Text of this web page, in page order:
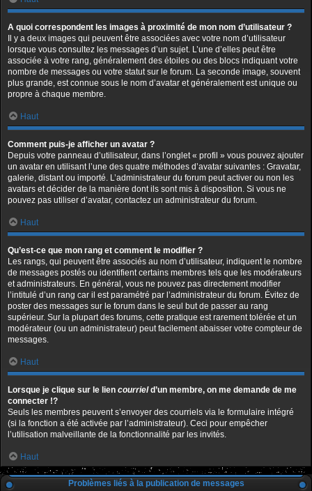
A quoi correspondent les images à proximité de mon nom d’utilisateur ?
Il y a deux images qui peuvent être associées avec votre nom d’utilisateur
lorsque vous consultez les messages d’un sujet. L’une d’elles peut être
associée à votre rang, généralement des étoiles ou des blocs indiquant votre
nombre de messages ou votre statut sur le forum. La seconde image, souvent
plus grande, est connue sous le nom d’avatar et généralement est unique ou
propre à chaque membre.
Haut
Comment puis-je afficher un avatar ?
Depuis votre panneau d’utilisateur, dans l’onglet « profil » vous pouvez ajouter
un avatar en utilisant l’une des quatre méthodes d’avatar suivantes : Gravatar,
galerie, distant ou importé. L’administrateur du forum peut activer ou non les
avatars et décider de la manière dont ils sont mis à disposition. Si vous ne
pouvez pas utiliser d’avatar, contactez un administrateur du forum.
Haut
Qu’est-ce que mon rang et comment le modifier ?
Les rangs, qui peuvent être associés au nom d’utilisateur, indiquent le nombre
de messages postés ou identifient certains membres tels que les modérateurs
et administrateurs. En général, vous ne pouvez pas directement modifier
l’intitulé d’un rang car il est paramétré par l’administrateur du forum. Évitez de
poster des messages sur le forum dans le seul but de passer au rang
supérieur. Sur la plupart des forums, cette pratique est rarement tolérée et un
modérateur (ou un administrateur) peut facilement abaisser votre compteur de
messages.
Haut
Lorsque je clique sur le lien courrield’un membre, on me demande de me
connecter !?
Seuls les membres peuvent s’envoyer des courriels via le formulaire intégré
(si la fonction a été activée par l’administrateur). Ceci pour empêcher
l’utilisation malveillante de la fonctionnalité par les invités.
Haut
Problèmes liés à la publication de messages